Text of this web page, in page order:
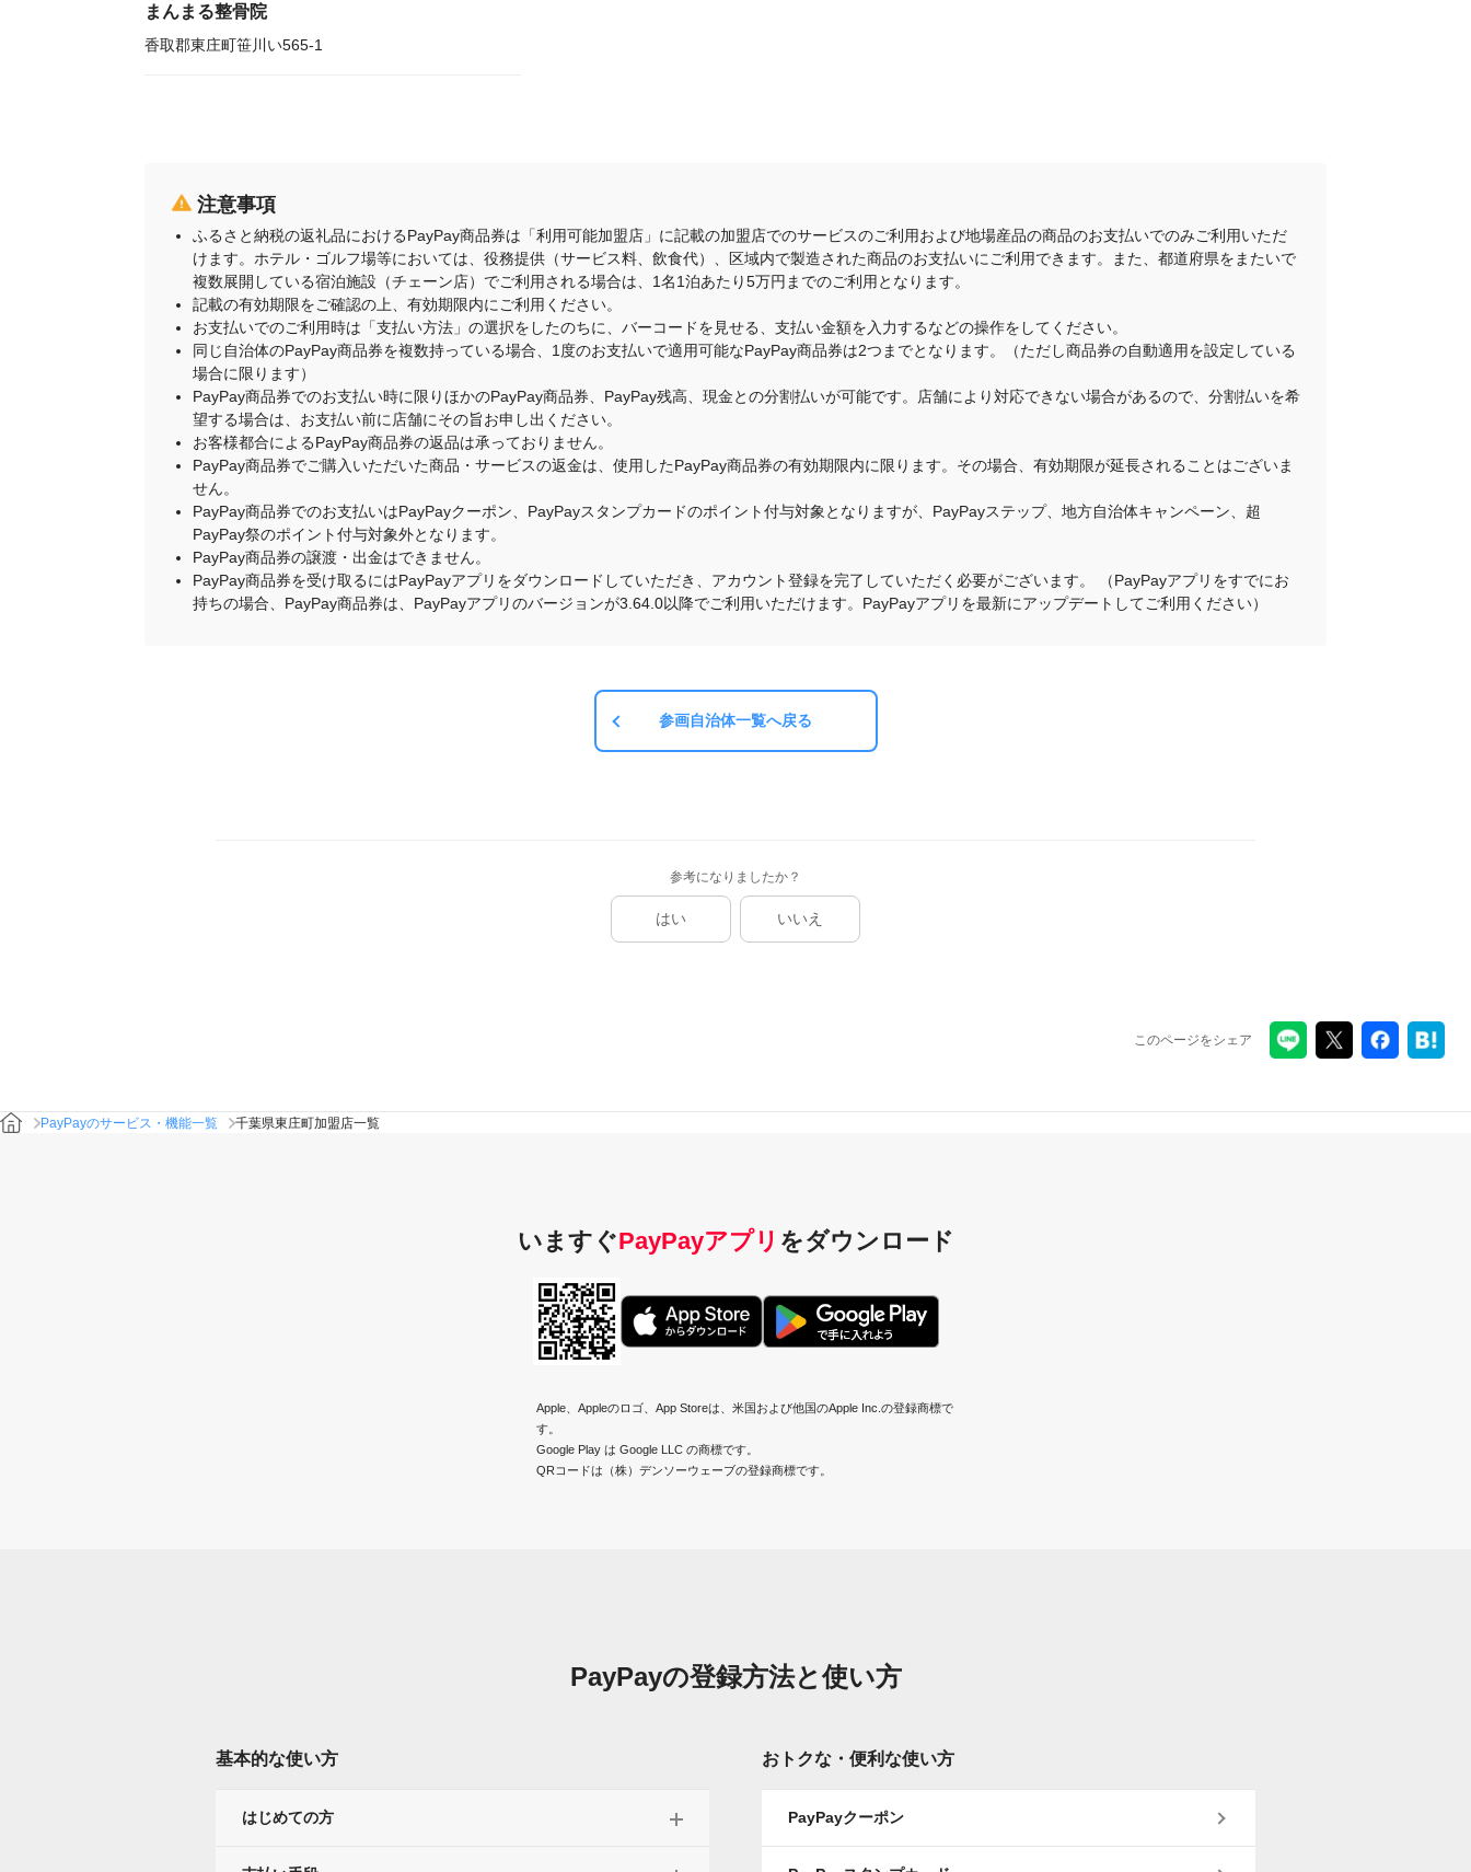
まんまる整骨院
香取郡東庄町笹川い565-1
注意事項
ふるさと納税の返礼品におけるPayPay商品券は「利用可能加盟店」に記載の加盟店でのサービスのご利用および地場産品の商品のお支払いでのみご利用いただ
けます。ホテル・ゴルフ場等においては、役務提供（サービス料、飲食代）、区域内で製造された商品のお支払いにご利用できます。また、都道府県をまたいで
複数展開している宿泊施設（チェーン店）でご利用される場合は、1名1泊あたり5万円までのご利用となります。
記載の有効期限をご確認の上、有効期限内にご利用ください。
お支払いでのご利用時は「支払い方法」の選択をしたのちに、バーコードを見せる、支払い金額を入力するなどの操作をしてください。
同じ自治体のPayPay商品券を複数持っている場合、1度のお支払いで適用可能なPayPay商品券は2つまでとなります。（ただし商品券の自動適用を設定している
場合に限ります）
PayPay商品券でのお支払い時に限りほかのPayPay商品券、PayPay残高、現金との分割払いが可能です。店舗により対応できない場合があるので、分割払いを希
望する場合は、お支払い前に店舗にその旨お申し出ください。
お客様都合によるPayPay商品券の返品は承っておりません。
PayPay商品券でご購入いただいた商品・サービスの返金は、使用したPayPay商品券の有効期限内に限ります。その場合、有効期限が延長されることはございま
せん。
PayPay商品券でのお支払いはPayPayクーポン、PayPayスタンプカードのポイント付与対象となりますが、PayPayステップ、地方自治体キャンペーン、超
PayPay祭のポイント付与対象外となります。
PayPay商品券の譲渡・出金はできません。
PayPay商品券を受け取るにはPayPayアプリをダウンロードしていただき、アカウント登録を完了していただく必要がございます。 （PayPayアプリをすでにお
持ちの場合、PayPay商品券は、PayPayアプリのバージョンが3.64.0以降でご利用いただけます。PayPayアプリを最新にアップデートしてご利用ください）
参画自治体一覧へ戻る
参考になりましたか？
はい いいえ
このページをシェア
PayPayのサービス・機能一覧 千葉県東庄町加盟店一覧
いますぐPayPayアプリ をダウンロード
Apple、Appleのロゴ、App Storeは、米国および他国のApple Inc.の登録商標で
す。
Google Play は Google LLC の商標です。
QRコードは（株）デンソーウェーブの登録商標です。
PayPayの登録方法と使い方
基本的な使い方
はじめての方
おトクな・便利な使い方
PayPayクーポン